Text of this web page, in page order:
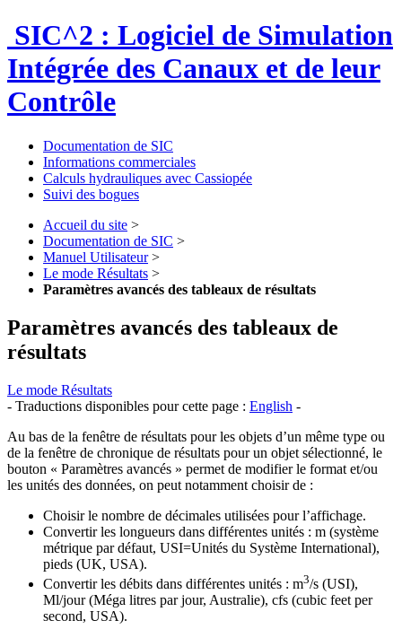
SIC^2 : Logiciel de Simulation
Intégrée des Canaux et de leur
Contrôle
Documentation de SIC
Informations commerciales
Calculs hydrauliques avec Cassiopée
Suivi des bogues
Accueil du site >
Documentation de SIC >
Manuel Utilisateur >
Le mode Résultats >
Paramètres avancés des tableaux de résultats
Paramètres avancés des tableaux de
résultats
Le mode Résultats
- Traductions disponibles pour cette page : English -
Au bas de la fenêtre de résultats pour les objets d’un même type ou
de la fenêtre de chronique de résultats pour un objet sélectionné, le
bouton « Paramètres avancés » permet de modifier le format et/ou
les unités des données, on peut notamment choisir de :
Choisir le nombre de décimales utilisées pour l’affichage.
Convertir les longueurs dans différentes unités : m (système
métrique par défaut, USI=Unités du Système International),
pieds (UK, USA).
Convertir les débits dans différentes unités : m3/s (USI),
Ml/jour (Méga litres par jour, Australie), cfs (cubic feet per
second, USA).